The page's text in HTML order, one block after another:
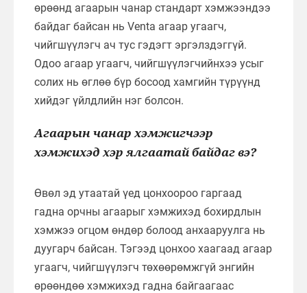
өрөөнд агаарын чанар стандарт хэмжээндээ
байдаг байсан нь Venta агаар угаагч,
чийгшүүлэгч ач тус гэдэгт эргэлздэггүй.
Одоо агаар угаагч, чийгшүүлэгчийнхээ усыг
солих нь өглөө бүр босоод хамгийн түрүүнд
хийдэг үйлдлийн нэг болсон.
Агаарын чанар хэмжигчээр
хэмжихэд хэр ялгаатай байдаг вэ?
Өвөл эд утаатай үед цонхоороо гаргаад
гадна орчны агаарыг хэмжихэд бохирдлын
хэмжээ огцом өндөр болоод анхааруулга нь
дуугарч байсан. Тэгээд цонхоо хаагаад агаар
угаагч, чийгшүүлэгч төхөөрөмжгүй энгийн
өрөөндөө хэмжихэд гадна байгаагаас